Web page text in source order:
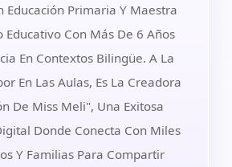
Educación Primaria Y Maestra
Educativo Con Más De 6 Años
En Contextos Bilingüe. A La
En Las Aulas, Es La Creadora
De Miss Meli", Una Exitosa
Donde Conecta Con Miles
Y Familias Para Compartir